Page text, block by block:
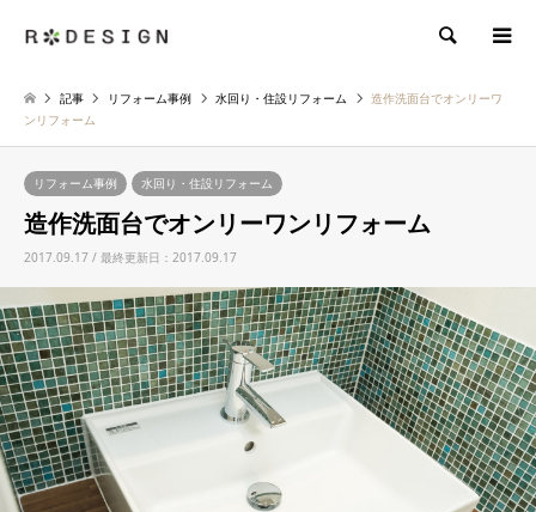
検索
記事 リフォーム事例 水回り・住設リフォーム
造作洗面台でオンリーワ
ンリフォーム
リフォーム事例 水回り・住設リフォーム
造作洗面台でオンリーワンリフォーム
2017.09.17 / 最終更新日：2017.09.17